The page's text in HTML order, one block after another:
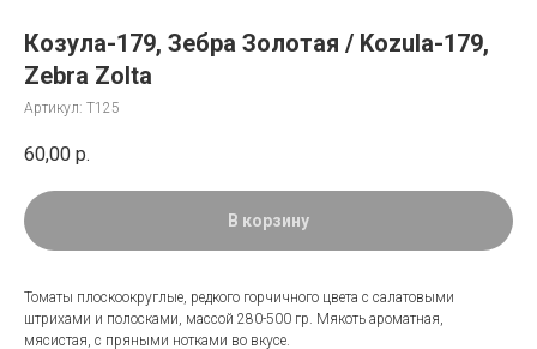
Козула-179, Зебра Золотая / Kozula-179,
Zebra Zolta
Артикул: Т125
60,00 р.
В корзину
Томаты плоскоокруглые, редкого горчичного цвета с салатовыми
штрихами и полосками, массой 280-500 гр. Мякоть ароматная,
мясистая, с пряными нотками во вкусе.